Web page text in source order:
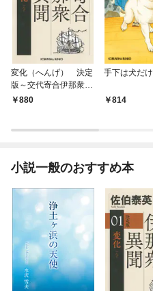
変化（へんげ） 決定
版～交代寄合伊那衆異
聞（1）～
880
手下は犬だけ
814
小説一般のおすすめ本